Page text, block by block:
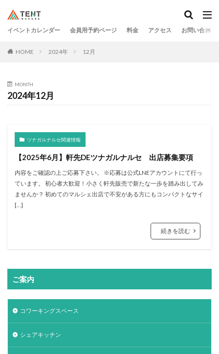
イベントカレンダー 会員用予約ページ 料金 アクセス お問い合わせ
HOME 2024年 12月
MONTH
2024年12月
ツナガルナルセ関連情報
【2025年6月】軒先DEツナガルナルセ 出店募集要項
内容をご確認の上ご応募下さい。 ※応募は公式LNEアカウントにて行っ
ています。 初心者大歓迎！小さく軒先販売で新たな一歩を踏み出してみ
ませんか？ 初めてのマルシェ出店で不安がある方にもコンパクトなサイ
[…]
続きを読む
ご案内
コワーキングスペース
シェアキッチン